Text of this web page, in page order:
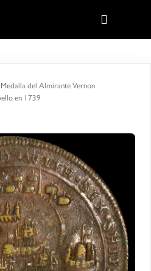
del Almirante Vernon
en 1739